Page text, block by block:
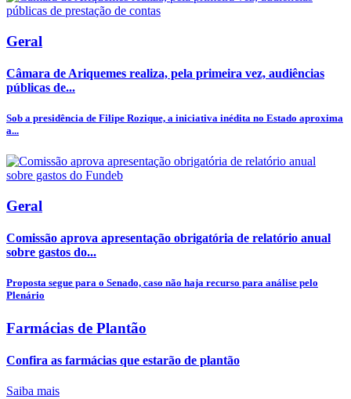
Geral
Câmara de Ariquemes realiza, pela primeira vez, audiências
públicas de...
Sob a presidência de Filipe Rozique, a iniciativa inédita no Estado aproxima
a...
Geral
Comissão aprova apresentação obrigatória de relatório anual
sobre gastos do...
Proposta segue para o Senado, caso não haja recurso para análise pelo
Plenário
Farmácias de Plantão
Confira as farmácias que estarão de plantão
Saiba mais